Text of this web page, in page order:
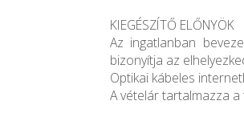
KIEGÉSZÍTŐ ELŐNYÖK
Az ingatlanban
bizonyítja az
Optikai kábeles
A vételár tartalmazza